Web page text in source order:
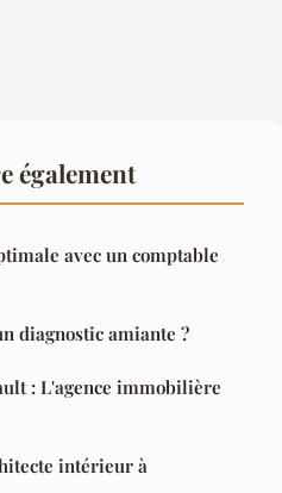
également
avec un comptable
diagnostic amiante ?
: L'agence immobilière
intérieur à